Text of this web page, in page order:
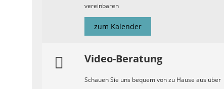
vereinbaren
zum Kalender
Video-Beratung
Schauen Sie uns bequem von zu Hause aus über